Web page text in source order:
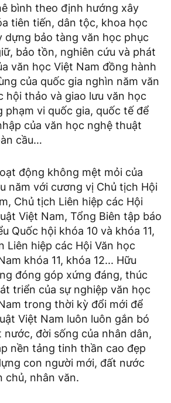
bình theo định hướng xây
tiên tiến, dân tộc, khoa học
dựng bảo tàng văn học phục
bảo tồn, nghiên cứu và phát
văn học Việt Nam đồng hành
của quốc gia nghìn năm văn
hội thảo và giao lưu văn học
phạm vi quốc gia, quốc tế để
của văn học nghệ thuật
cầu…
động không mệt mỏi của
năm với cương vị Chủ tịch Hội
Chủ tịch Liên hiệp các Hội
Việt Nam, Tổng Biên tập báo
Quốc hội khóa 10 và khóa 11,
Liên hiệp các Hội Văn học
khóa 11, khóa 12... Hữu
đóng góp xứng đáng, thúc
triển của sự nghiệp văn học
trong thời kỳ đổi mới để
Việt Nam luôn luôn gắn bó
đời sống của nhân dân,
nền tảng tinh thần cao đẹp
con người mới, đất nước
chủ, nhân văn.